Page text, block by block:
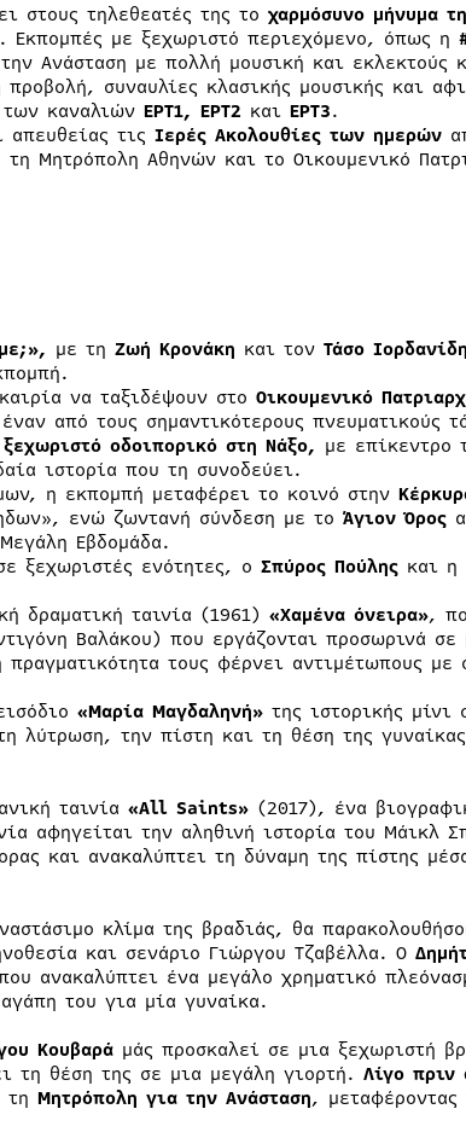
στους τηλεθεατές της το χαρμόσυνο μήνυμα
Εκπομπές με ξεχωριστό περιεχόμενο, όπως η
Ανάσταση με πολλή μουσική και εκλεκτούς
συναυλίες κλασικής μουσικής και
καναλιών ΕΡΤ1, ΕΡΤ2 και ΕΡΤ3.
τις Ιερές Ακολουθίες των ημερών
Μητρόπολη Αθηνών και το Οικουμενικό
με τη Ζωή Κρονάκη και τον Τάσο
να ταξιδέψουν στο Οικουμενικό
από τους σημαντικότερους πνευματικούς
ξεχωριστό οδοιπορικό στη Νάξο, με επίκεντρο
ιστορία που τη συνοδεύει.
η εκπομπή μεταφέρει το κοινό στην
ενώ ζωντανή σύνδεση με το Άγιον Όρος
Εβδομάδα.
ξεχωριστές ενότητες, ο Σπύρος Πούληςκαι η
δραματική ταινία (1961) «Χαμένα όνειρα»,
Βαλάκου) που εργάζονται προσωρινά σε
τους φέρνει αντιμέτωπους με
«Μαρία Μαγδαληνή»της ιστορικής μίνι
λύτρωση, την πίστη και τη θέση της
ταινία «All Saints»(2017), ένα
αφηγείται την αληθινή ιστορία του Μάικλ
και ανακαλύπτει τη δύναμη της πίστης
κλίμα της βραδιάς, θα
και σενάριο Γιώργου Τζαβέλλα. Ο
ανακαλύπτει ένα μεγάλο χρηματικό
του για μία γυναίκα.
Κουβαράμάς προσκαλεί σε μια ξεχωριστή
τη θέση της σε μια μεγάλη γιορτή. Λίγο
Μητρόπολη για την Ανάσταση, μεταφέροντας